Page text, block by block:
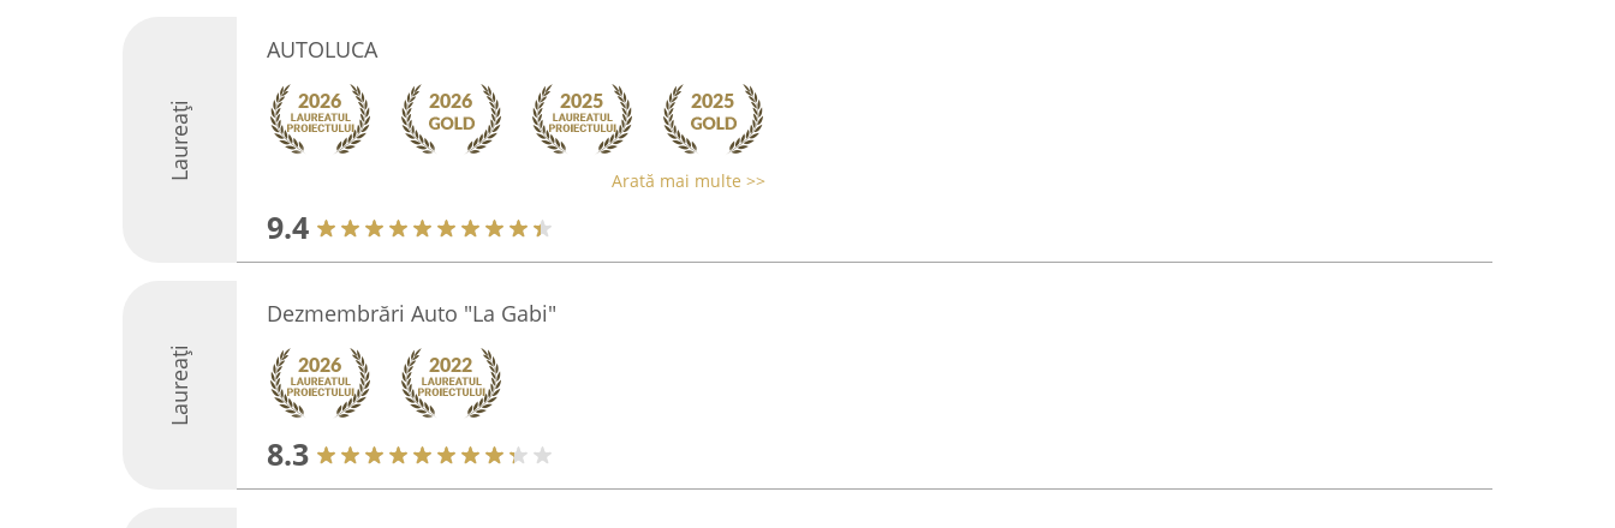
Laureați
AUTOLUCA
Arată mai multe >>
9.4
Laureați
Dezmembrări Auto "La Gabi"
8.3